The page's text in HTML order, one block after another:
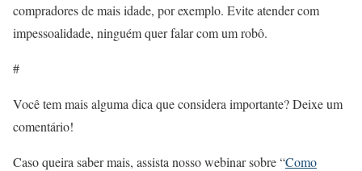
compradores de mais idade, por exemplo. Evite atender com
impessoalidade, ninguém quer falar com um robô.
#
Você tem mais alguma dica que considera importante? Deixe um
comentário!
Caso queira saber mais, assista nosso webinar sobre “Como